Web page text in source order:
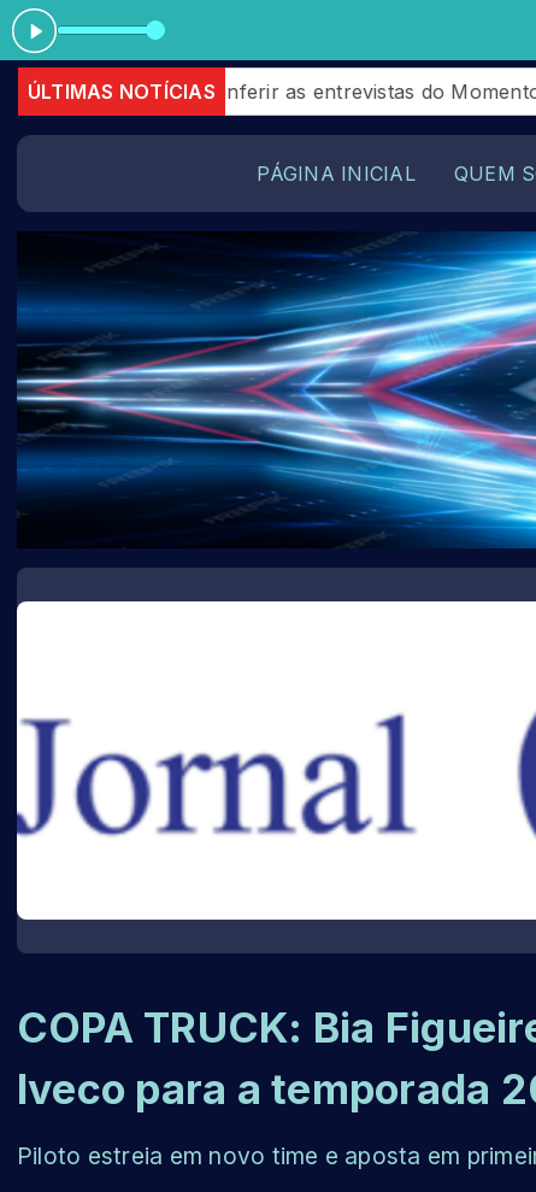
ÚLTIMAS NOTÍCIAS
de conferir as entrevistas do Momento Giga que
PÁGINA INICIAL QUEM
COPA TRUCK: Bia
Iveco para a temporada
Piloto estreia em novo time e aposta em